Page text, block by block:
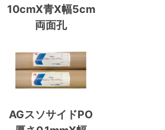
10cmX青X幅5cm
両面孔
AGスソサイドPO